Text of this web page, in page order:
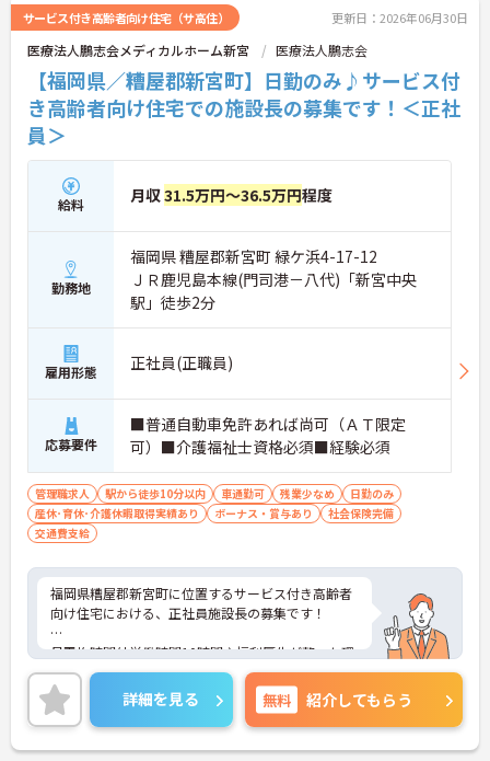
サービス付き高齢者向け住宅（サ高住） 更新日：2026年06月30日
医療法人鵬志会メディカルホーム新宮 医療法人鵬志会
【福岡県／糟屋郡新宮町】日勤のみ♪サービス付
き高齢者向け住宅での施設長の募集です！＜正社
員＞
給料 月収31.5万円～36.5万円程度
勤務地
福岡県 糟屋郡新宮町 緑ケ浜4-17-12
ＪＲ鹿児島本線(門司港－八代)「新宮中央
駅」徒歩2分
雇用形態 正社員(正職員)
応募要件
■普通自動車免許あれば尚可（ＡＴ限定
可）■介護福祉士資格必須■経験必須
管理職求人 駅から徒歩10分以内 車通勤可 残業少なめ
日勤のみ
産休･育休･介護休暇取得実績あり
ボーナス・賞与あり
社会保険完備
交通費支給
福岡県糟屋郡新宮町に位置するサービス付き高齢者
向け住宅における、正社員施設長の募集です！
月平均時間外労働時間10時間♪福利厚生が整った環
境での就業です！
ご興味ある方には、面接対策ポイントなど、さらに
詳細をお話しいたしますのでお気軽にご相談くださ
い。
詳細を見る 無料 紹介してもらう